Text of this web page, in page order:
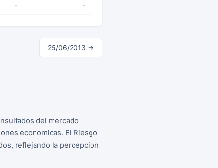
- -
25/06/2013 →
del mercado
economicas. El Riesgo
reflejando la percepcion